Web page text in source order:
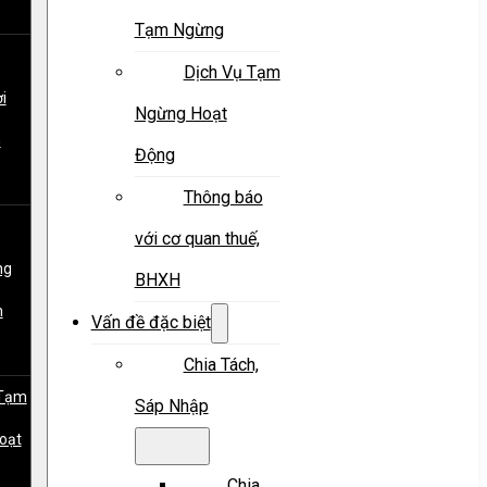
Tạm Ngừng
Dịch Vụ Tạm
Ngừng Hoạt
Động
Thông báo
với cơ quan thuế,
BHXH
Vấn đề đặc biệt
Chia Tách,
Sáp Nhập